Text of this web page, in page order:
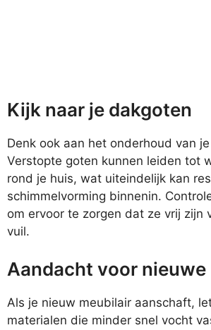
Kijk naar je dakgoten
Denk ook aan het onderhoud van
Verstopte goten kunnen leiden tot
rond je huis, wat uiteindelijk kan
schimmelvorming binnenin.
om ervoor te zorgen dat ze vrij zijn
vuil.
Aandacht voor nieuwe
Als je nieuw meubilair aanschaft,
materialen die minder snel vocht